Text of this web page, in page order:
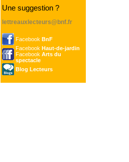
Une suggestion ?
lettreauxlecteurs@bnf.fr
Facebook BnF
Facebook Haut-de-jardin
Facebook Arts du
spectacle
Blog Lecteurs